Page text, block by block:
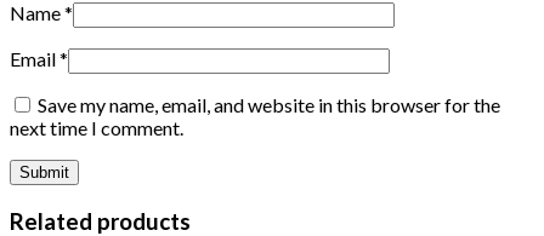
Name*
Email*
Save my name, email, and website in this browser for the
next time I comment.
Related products